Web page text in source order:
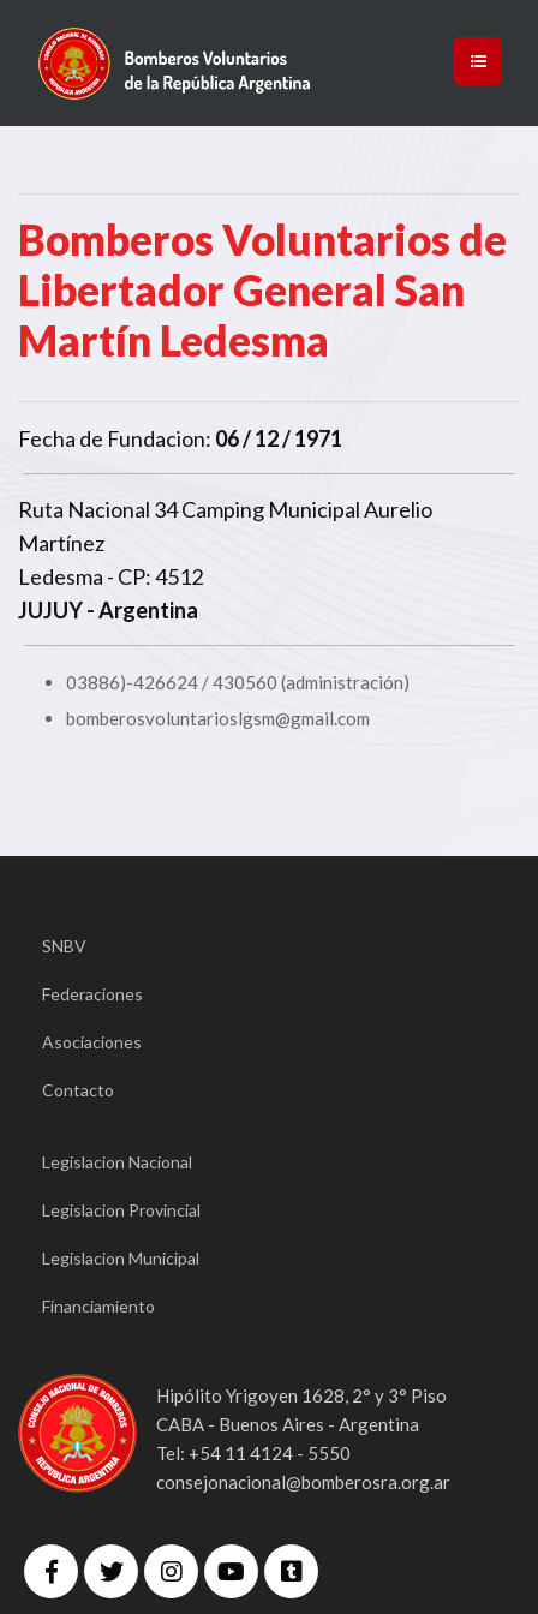
Bomberos Voluntarios de
Libertador General San
Martín Ledesma
Fecha de Fundacion: 06 / 12 / 1971
Ruta Nacional 34 Camping Municipal Aurelio
Martínez
Ledesma - CP: 4512
JUJUY- Argentina
03886)-426624 / 430560 (administración)
bomberosvoluntarioslgsm@gmail.com
SNBV
Federaciones
Asociaciones
Contacto
Legislacion Nacional
Legislacion Provincial
Legislacion Municipal
Financiamiento
Hipólito Yrigoyen 1628, 2° y 3° Piso
CABA - Buenos Aires - Argentina
Tel: +54 11 4124 - 5550
consejonacional@bomberosra.org.ar